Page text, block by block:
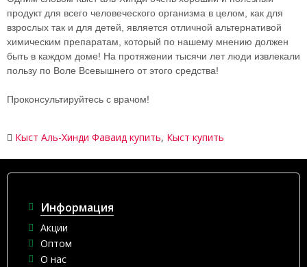
продукт для всего человеческого организма в целом, как для
взрослых так и для детей, является отличной альтернативой
химическим препаратам, который по нашему мнению должен
быть в каждом доме! На протяжении тысячи лет люди извлекали
пользу по Воле Всевышнего от этого средства!
Проконсультируйтесь с врачом!
Кыст Аль-Хинди Фаваид купить, Кыст купить
Информация
Акции
Оптом
О нас